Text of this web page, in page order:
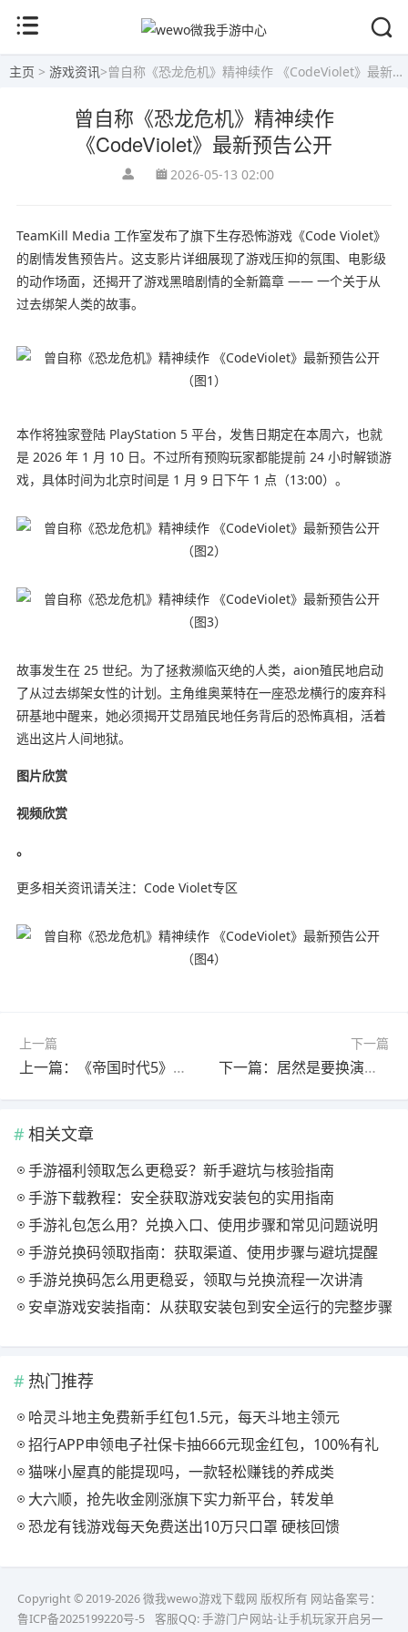
主页 > 游戏资讯>曾自称《恐龙危机》精神续作 《CodeViolet》最新预告公开
曾自称《恐龙危机》精神续作
《CodeViolet》最新预告公开
2026-05-13 02:00
TeamKill Media 工作室发布了旗下生存恐怖游戏《Code Violet》
的剧情发售预告片。这支影片详细展现了游戏压抑的氛围、电影级
的动作场面，还揭开了游戏黑暗剧情的全新篇章 —— 一个关于从
过去绑架人类的故事。
本作将独家登陆 PlayStation 5 平台，发售日期定在本周六，也就
是 2026 年 1 月 10 日。不过所有预购玩家都能提前 24 小时解锁游
戏，具体时间为北京时间是 1 月 9 日下午 1 点（13:00）。
故事发生在 25 世纪。为了拯救濒临灭绝的人类，aion殖民地启动
了从过去绑架女性的计划。主角维奥莱特在一座恐龙横行的废弃科
研基地中醒来，她必须揭开艾昂殖民地任务背后的恐怖真相，活着
逃出这片人间地狱。
图片欣赏
视频欣赏
。
更多相关资讯请关注：Code Violet专区
上一篇
上一篇：《帝国时代5》制作中？Xbox直面会还会有惊喜！
下一篇
下一篇：居然是要换演员？《007：初露锋芒》新作延期原因曝光
相关文章
手游福利领取怎么更稳妥？新手避坑与核验指南
手游下载教程：安全获取游戏安装包的实用指南
手游礼包怎么用？兑换入口、使用步骤和常见问题说明
手游兑换码领取指南：获取渠道、使用步骤与避坑提醒
手游兑换码怎么用更稳妥，领取与兑换流程一次讲清
安卓游戏安装指南：从获取安装包到安全运行的完整步骤
热门推荐
哈灵斗地主免费新手红包1.5元，每天斗地主领元
招行APP申领电子社保卡抽666元现金红包，100%有礼
猫咪小屋真的能提现吗，一款轻松赚钱的养成类
大六顺，抢先收金刚涨旗下实力新平台，转发单
恐龙有钱游戏每天免费送出10万只口罩 硬核回馈
Copyright © 2019-2026 微我wewo游戏下载网 版权所有 网站备案号：
鲁ICP备2025199220号-5
客服QQ:手游门户网站-让手机玩家开启另一